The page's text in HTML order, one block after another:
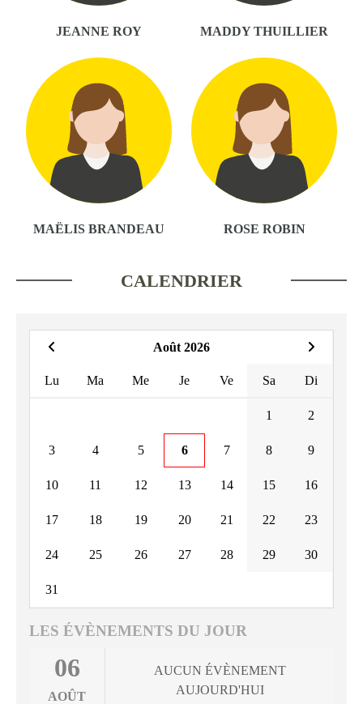
JEANNE ROY MADDY THUILLIER
MAËLIS BRANDEAU ROSE ROBIN
CALENDRIER
Août 2026
Lu Ma Me Je Ve Sa Di
1 2
3 4 5 6 7 8 9
10 11 12 13 14 15 16
17 18 19 20 21 22 23
24 25 26 27 28 29 30
31
LES ÉVÈNEMENTS DU JOUR
06
AOÛT
AUCUN ÉVÈNEMENT
AUJOURD'HUI